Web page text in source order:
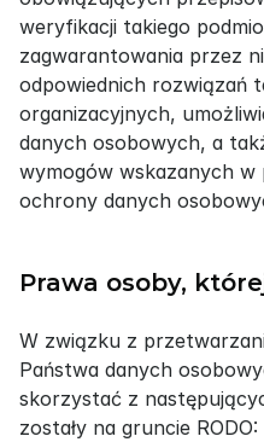
weryfikacji takiego
zagwarantowania przez
odpowiednich rozwiązań
organizacyjnych,
danych osobowych, a
wymogów wskazanych w
ochrony danych
Prawa osoby,
W związku z
Państwa danych
skorzystać z
zostały na gruncie RODO: